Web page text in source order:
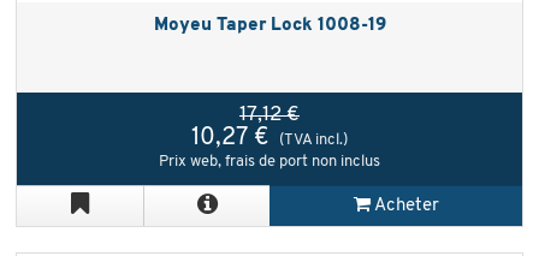
Moyeu Taper Lock 1008-19
17,12 €
10,27 €
(TVA incl.)
Prix web, frais de port non inclus
Acheter